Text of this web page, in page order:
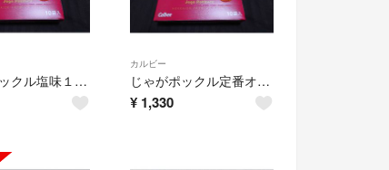
じゃがポックル塩味１０袋入り
カルビー
じゃがポックル定番オホーツク塩味１０袋
¥ 1,330